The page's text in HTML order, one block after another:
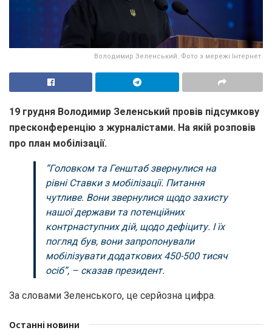
Володимир Зеленський. Фото з мережі Інтернет.
19 грудня Володимир Зеленський провів підсумкову
пресконференцію з журналістами. На якій розповів
про план мобілізації.
“Головком та Генштаб звернулися на
рівні Ставки з мобілізації. Питання
чутливе. Вони звернулися щодо захисту
нашої держави та потенційних
контрнаступних дій, щодо дефіциту. І їх
погляд був, вони запропонували
мобілізувати додаткових 450-500 тисяч
осіб”, – сказав президент.
За словами Зеленського, це серйозна цифра.
Останні новини